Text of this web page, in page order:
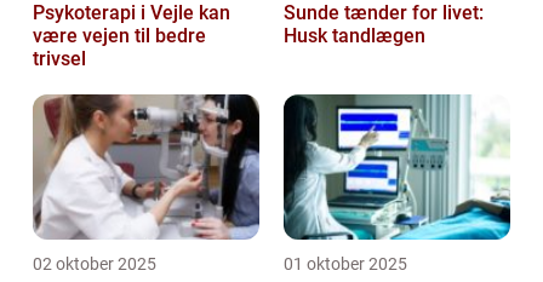
Psykoterapi i Vejle kan
være vejen til bedre
trivsel
Sunde tænder for livet:
Husk tandlægen
02 oktober 2025 01 oktober 2025